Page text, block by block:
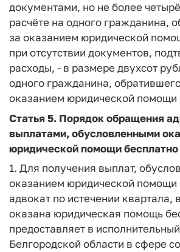
документами, но не более
расчёте на одного гражданина,
за оказанием юридической
при отсутствии документов,
расходы, - в размере двухсот
одного гражданина,
оказанием юридической помощи
Статья 5. Порядок обращения
выплатами, обусловленными
юридической помощи бесплатно
1. Для получения выплат,
оказанием юридической помощи
адвокат по истечении квартала,
оказана юридическая помощь
предоставляет в
Белгородской области в сфере